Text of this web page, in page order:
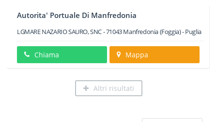
Autorita' Portuale Di Manfredonia
LGMARE NAZARIO SAURO, SNC-71043Manfredonia(Foggia) -Puglia
Chiama Mappa
Altri risultati